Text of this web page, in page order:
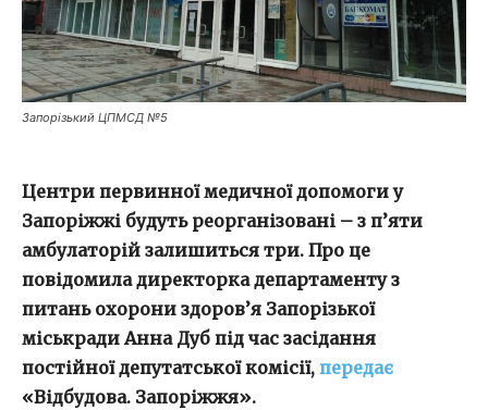
Запорізький ЦПМСД №5
Центри первинної медичної допомоги у
Запоріжжі будуть реорганізовані – з п’яти
амбулаторій залишиться три. Про це
повідомила директорка департаменту з
питань охорони здоров’я Запорізької
міськради Анна Дуб під час засідання
постійної депутатської комісії, передає
«Відбудова. Запоріжжя».